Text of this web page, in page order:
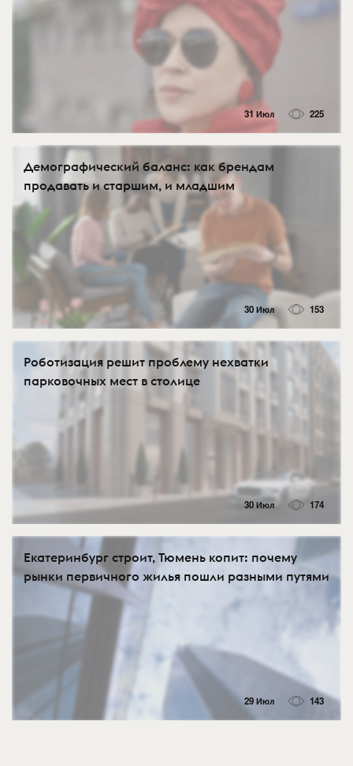
31 Июл 225
Демографический баланс: как брендам
продавать и старшим, и младшим
30 Июл 153
Роботизация решит проблему нехватки
парковочных мест в столице
30 Июл 174
Екатеринбург строит, Тюмень копит: почему
рынки первичного жилья пошли разными путями
29 Июл 143